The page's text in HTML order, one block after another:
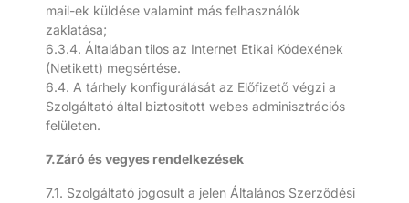
mail-ek küldése valamint más felhasználók
zaklatása;
6.3.4. Általában tilos az Internet Etikai Kódexének
(Netikett) megsértése.
6.4. A tárhely konfigurálását az Előfizető végzi a
Szolgáltató által biztosított webes adminisztrációs
felületen.
7.Záró és vegyes rendelkezések
7.1. Szolgáltató jogosult a jelen Általános Szerződési